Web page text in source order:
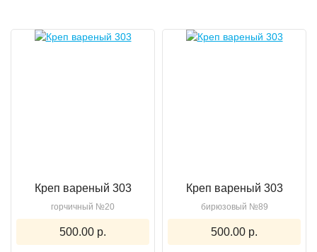
Креп вареный 303
горчичный №20
500.00 р.
Креп вареный 303
бирюзовый №89
500.00 р.